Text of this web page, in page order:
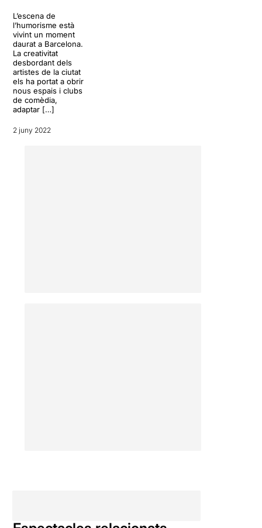
L’escena de
l’humorisme està
vivint un moment
daurat a Barcelona.
La creativitat
desbordant dels
artistes de la ciutat
els ha portat a obrir
nous espais i clubs
de comèdia,
adaptar […]
2 juny 2022